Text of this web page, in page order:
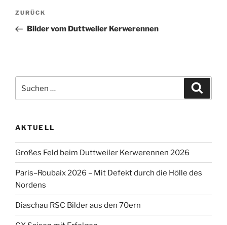
Beitragsnavigation
Vorheriger
Beitrag
ZURÜCK
Bilder vom Duttweiler Kerwerennen
nach:
AKTUELL
Großes Feld beim Duttweiler Kerwerennen 2026
Paris–Roubaix 2026 – Mit Defekt durch die Hölle des
Nordens
Diaschau RSC Bilder aus den 70ern